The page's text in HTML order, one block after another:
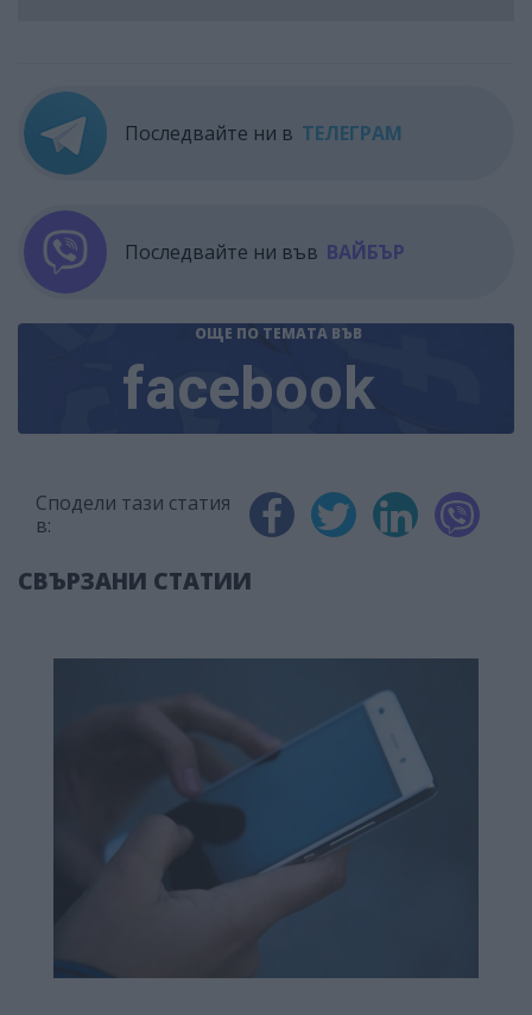
Последвайте ни в ТЕЛЕГРАМ
Последвайте ни във ВАЙБЪР
ОЩЕ ПО ТЕМАТА ВЪВ
facebook
Сподели тази статия
в:
СВЪРЗАНИ СТАТИИ